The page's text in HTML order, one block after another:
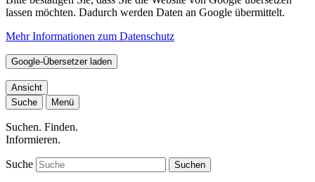
lassen möchten. Dadurch werden Daten an Google übermittelt.
Mehr Informationen zum Datenschutz
Google-Übersetzer laden
Ansicht
Suche
Menü
Suchen. Finden.
Informieren.
Suche Suchen